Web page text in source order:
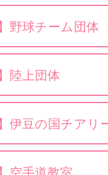
野球チーム団体
陸上団体
伊豆の国チア